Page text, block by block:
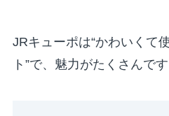
JRキューポは“かわいくて
ト”で、魅力がたくさんです